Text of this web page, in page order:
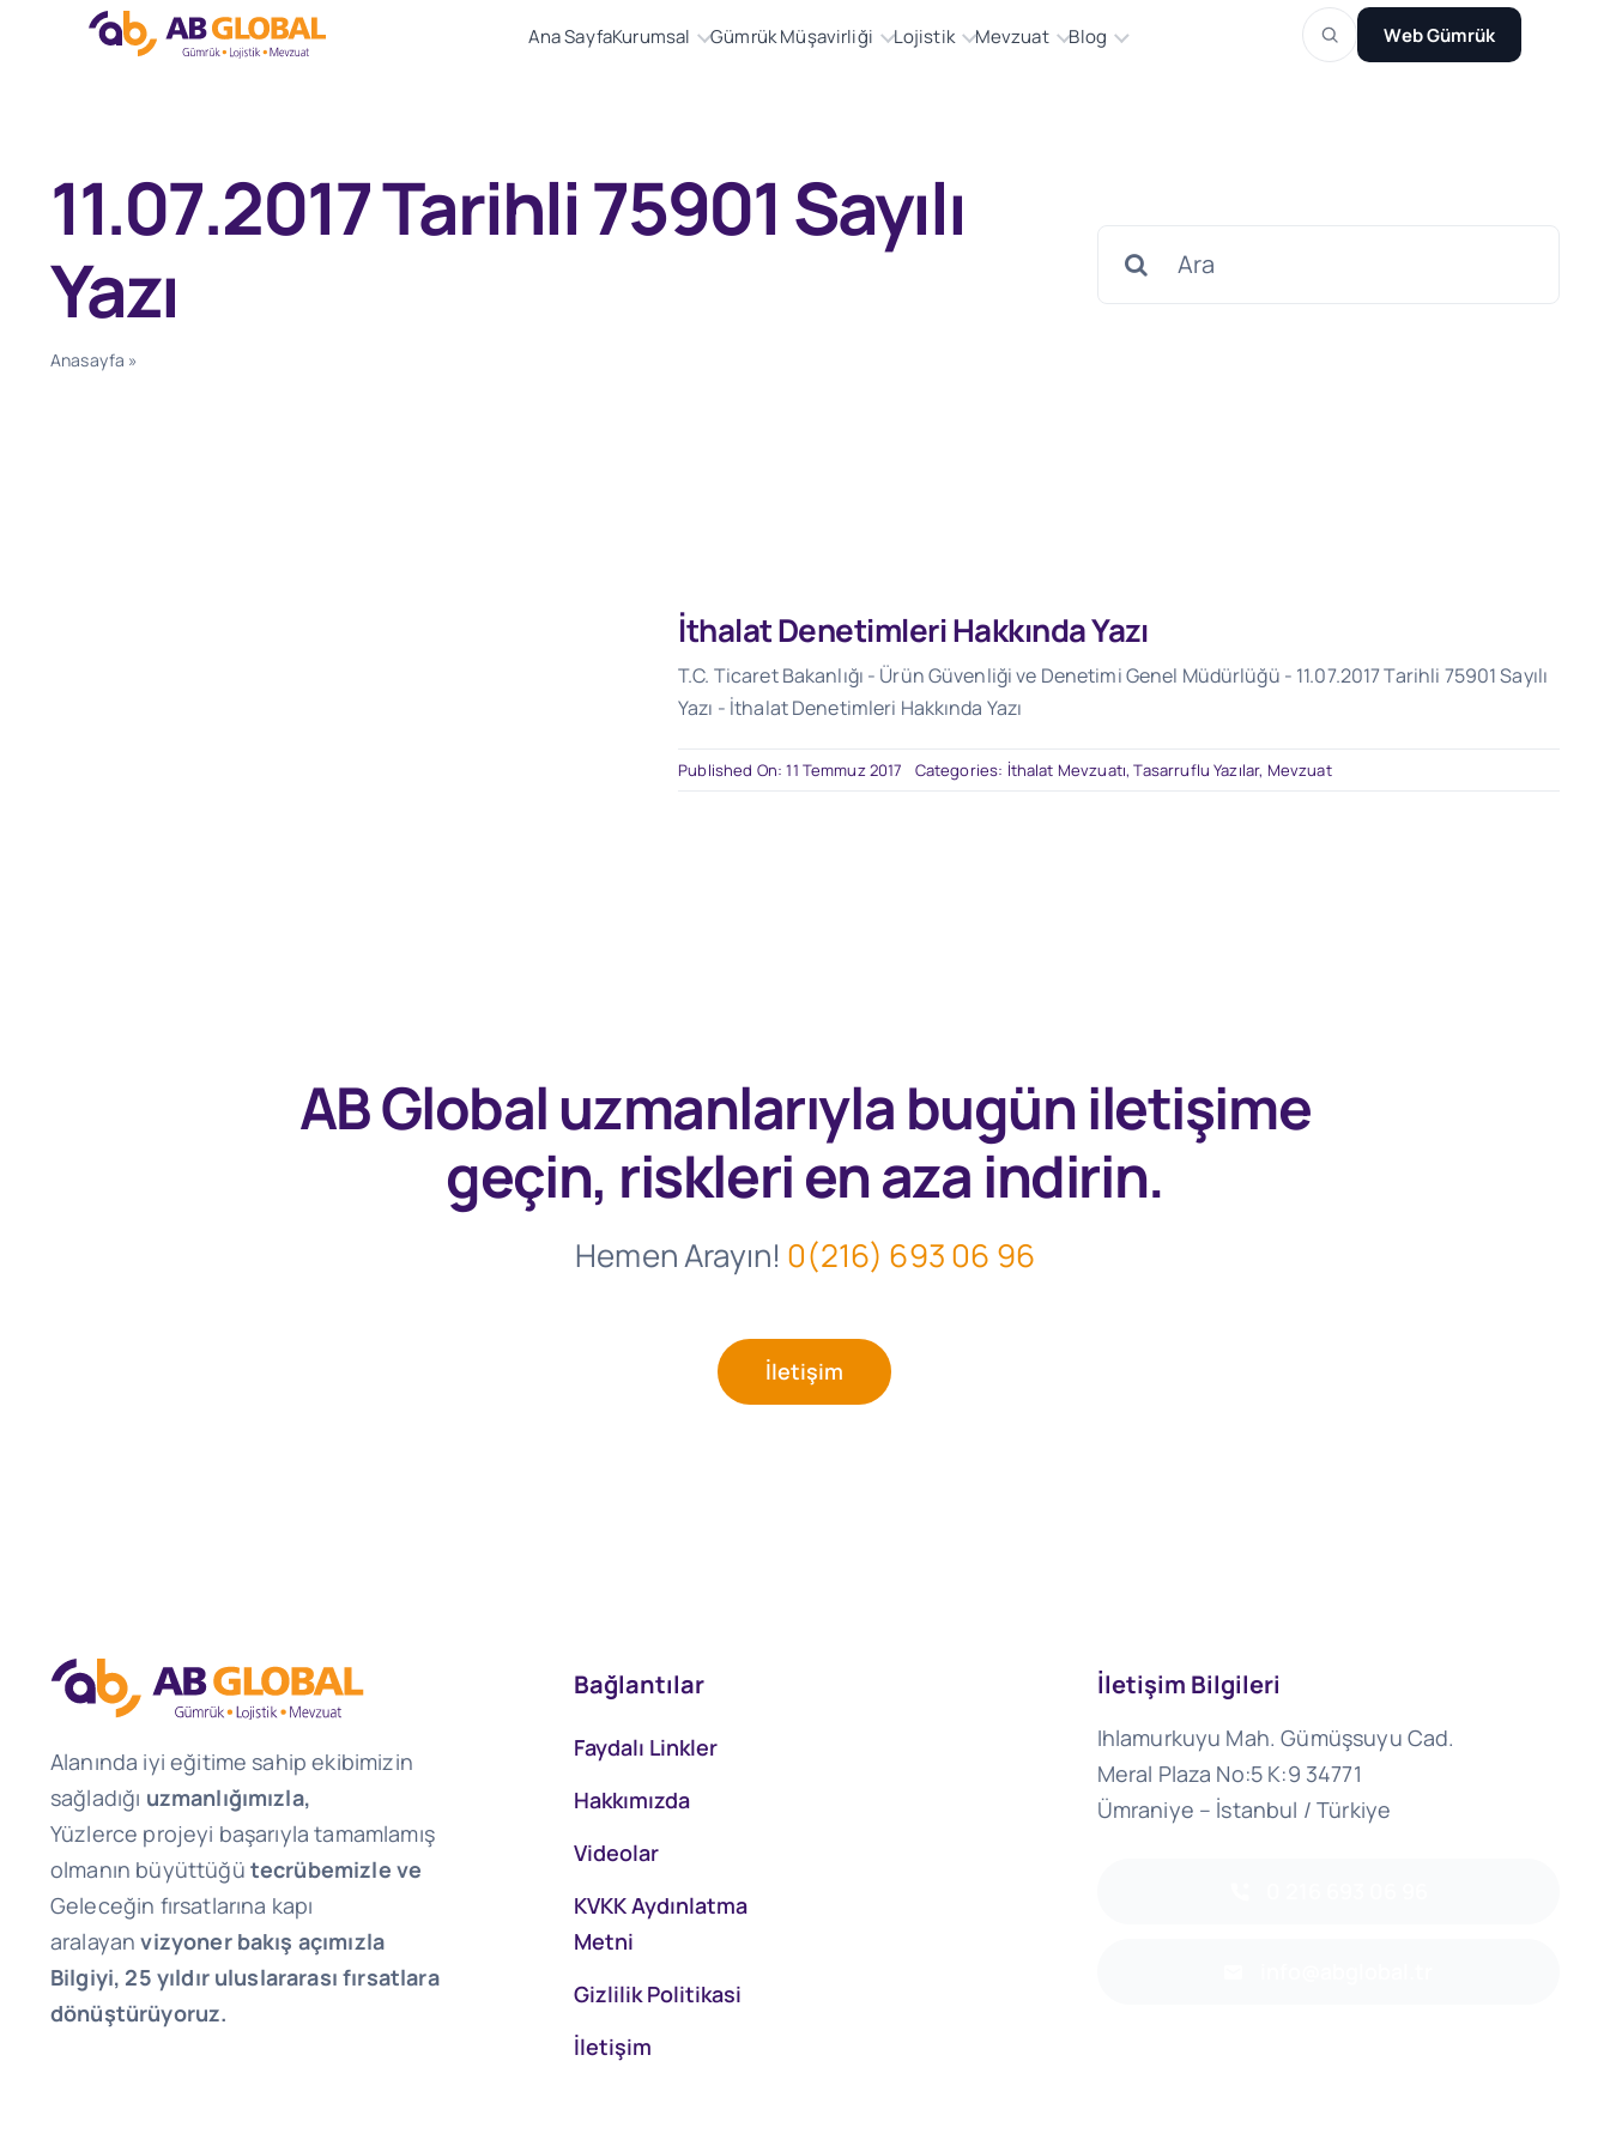
Ana SayfaKurumsal Gümrük Müşavirliği Lojistik Mevzuat Blog Web Gümrük
11.07.2017 Tarihli 75901 Sayılı
Yazı
Anasayfa »
for:
İthalat Denetimleri Hakkında Yazı
T.C. Ticaret Bakanlığı - Ürün Güvenliği ve Denetimi Genel Müdürlüğü - 11.07.2017 Tarihli 75901 Sayılı
Yazı - İthalat Denetimleri Hakkında Yazı
Published On: 11 Temmuz 2017 Categories: İthalat Mevzuatı,Tasarruflu Yazılar, Mevzuat
AB Global uzmanlarıyla bugüniletişime
geçin, riskleri en aza indirin.
Hemen Arayın! 0(216) 693 06 96
İletişim
Alanında iyi eğitime sahip ekibimizin
sağladığı uzmanlığımızla,
Yüzlerce projeyi başarıyla tamamlamış
olmanın büyüttüğü tecrübemizle ve
Geleceğin fırsatlarına kapı
aralayanvizyoner bakış açımızla
Bilgiyi, 25 yıldır uluslararası fırsatlara
dönüştürüyoruz.
Bağlantılar
Faydalı Linkler
Hakkımızda
Videolar
KVKK Aydınlatma
Metni
Gizlilik Politikasi
İletişim
İletişim Bilgileri
Ihlamurkuyu Mah. Gümüşsuyu Cad.
Meral Plaza No:5 K:9 34771
Ümraniye – İstanbul / Türkiye